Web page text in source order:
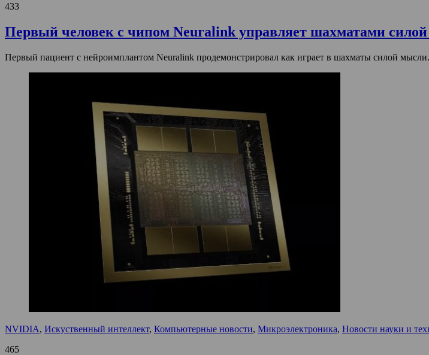
433
Первый человек с чипом Neuralink управляет шахматами
Первый пациент с нейроимплантом Neuralink продемонстрировал как играет в шахматы силой
NVIDIA, Искуственный интеллект, Компьютерные новости, Микроэлектроника, Новости науки и
465